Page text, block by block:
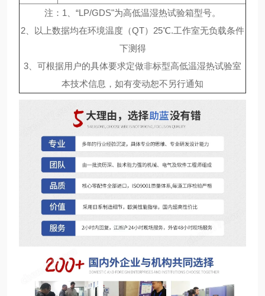
注：1、“LP/GDS"为高低温湿热试验箱型号。
2、以上数据均在环境温度（QT）25℃.工作室无负载条件
下测得
3、可根据用户的具体要求定做非标型高低温湿热试验室
本技术信息，如有变动恕不另行通知